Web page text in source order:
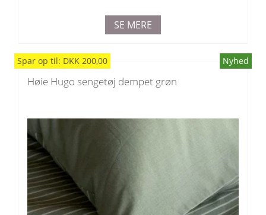
SE MERE
Spar op til: DKK 200,00 Nyhed
Høie Hugo sengetøj dempet grøn